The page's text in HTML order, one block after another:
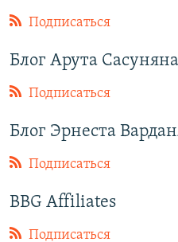
Подписаться
Блог Арута Сасуняна
Подписаться
Блог Эрнеста
Подписаться
BBG Affiliates
Подписаться